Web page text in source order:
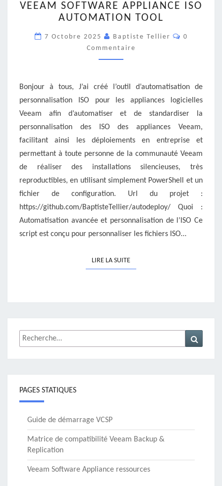
SOFTWARE
APPLIANCE
AUTOMATION
TOOL
VEEAM SOFTWARE APPLIANCE ISO
AUTOMATION TOOL
7 Octobre 2025 Baptiste Tellier
0
Commentaire
Bonjour à tous, J’ai créé l’outil d’automatisation de
personnalisation ISO pour les appliances logicielles
Veeam afin d’automatiser et de standardiser la
personnalisation des ISO des appliances Veeam,
facilitant ainsi les déploiements en entreprise et
permettant à toute personne de la communauté Veeam
de réaliser des installations silencieuses, très
reproductibles, en utilisant simplement PowerShell et un
fichier de configuration. Url du projet :
https://github.com/BaptisteTellier/autodeploy/ Quoi :
Automatisation avancée et personnalisation de l’ISO Ce
script est conçu pour personnaliser les fichiers ISO…
LIRE LA SUITELIRE LA SUITE
Rechercher :
PAGES STATIQUES
Guide de démarrage VCSP
Matrice de compatibilité Veeam Backup &
Replication
Veeam Software Appliance ressources